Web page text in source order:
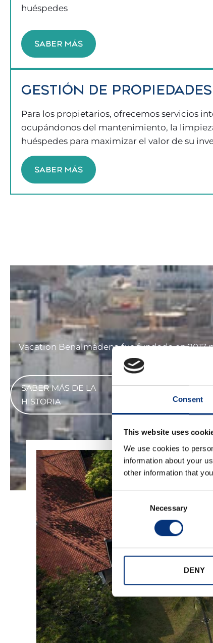
Consent
This website uses
We use cookies to
information about your
other information that
Consent
Selection
Necessary
DENY
huéspedes
SABER MÁS
GESTIÓN DE PROPIEDADES
Para los propietarios, ofrecemos servicios
ocupándonos del mantenimiento, la
huéspedes para maximizar el valor de su
SABER MÁS
Vacation Benalmádena fue fundada en
finanzas
SABER MÁS DE LA
HISTORIA